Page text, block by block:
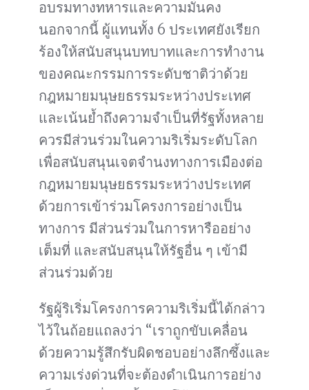
อบรมทางทหารและความมั่นคง
นอกจากนี้ ผู้แทนทั้ง 6 ประเทศยังเรียก
ร้องให้สนับสนุนบทบาทและการทำงาน
ของคณะกรรมการระดับชาติว่าด้วย
กฎหมายมนุษยธรรมระหว่างประเทศ
และเน้นย้ำถึงความจำเป็นที่รัฐทั้งหลาย
ควรมีส่วนร่วมในความริเริ่มระดับโลก
เพื่อสนับสนุนเจตจำนงทางการเมืองต่อ
กฎหมายมนุษยธรรมระหว่างประเทศ
ด้วยการเข้าร่วมโครงการอย่างเป็น
ทางการ มีส่วนร่วมในการหารืออย่าง
เต็มที่ และสนับสนุนให้รัฐอื่น ๆ เข้ามี
ส่วนร่วมด้วย
รัฐผู้ริเริ่มโครงการความริเริ่มนี้ได้กล่าว
ไว้ในถ้อยแถลงว่า “เราถูกขับเคลื่อน
ด้วยความรู้สึกรับผิดชอบอย่างลึกซึ้งและ
ความเร่งด่วนที่จะต้องดำเนินการอย่าง